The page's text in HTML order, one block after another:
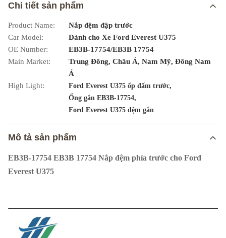
Chi tiết sản phẩm
Product Name:
Nắp đệm đập trước
Car Model:
Dành cho Xe Ford Everest U375
OE Number:
EB3B-17754/EB3B 17754
Main Market:
Trung Đông, Châu Á, Nam Mỹ, Đông Nam
Á
High Light:
Ford Everest U375 ốp đấm trước,
Ống gắn EB3B-17754,
Ford Everest U375 đệm gắn
Mô tả sản phẩm
EB3B-17754 EB3B 17754 Nắp đệm phía trước cho Ford
Everest U375
Tên sản
phẩm